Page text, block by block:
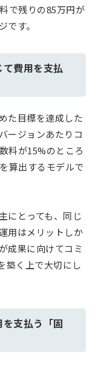
で残りの85万円が
す。
費用を支払
た目標を達成した
ージョンあたりコ
料が15%のところ
算出するモデルで
にとっても、同じ
用はメリットしか
成果に向けてコミ
築く上で大切にし
支払う「固